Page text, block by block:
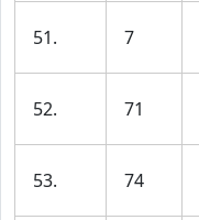
51. 7
52. 71
53. 74